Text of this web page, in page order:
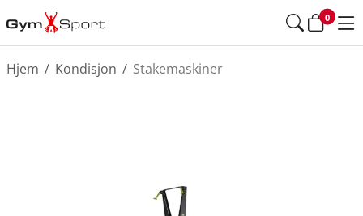
0
/
Hjem /
Kondisjon Stakemaskiner